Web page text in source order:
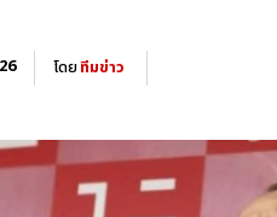
โดยทีมข่าว